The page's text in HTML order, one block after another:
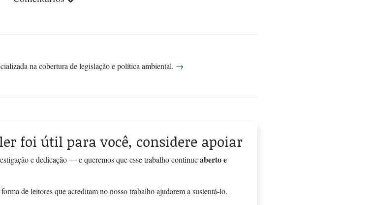
na cobertura de legislação e política ambiental. →
ler foi útil para você, considere apoiar
e dedicação — e queremos que esse trabalho continueaberto e
de leitores que acreditam no nosso trabalho ajudarem a sustentá-lo.